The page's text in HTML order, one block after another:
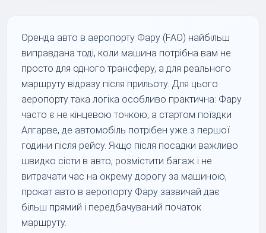
Оренда авто в аеропорту Фару (FAO) найбільш
виправдана тоді, коли машина потрібна вам не
просто для одного трансферу, а для реального
маршруту відразу після прильоту. Для цього
аеропорту така логіка особливо практична: Фару
часто є не кінцевою точкою, а стартом поїздки
Алгарве, де автомобіль потрібен уже з першої
години після рейсу. Якщо після посадки важливо
швидко сісти в авто, розмістити багаж і не
витрачати час на окрему дорогу за машиною,
прокат авто в аеропорту Фару зазвичай дає
більш прямий і передбачуваний початок
маршруту.